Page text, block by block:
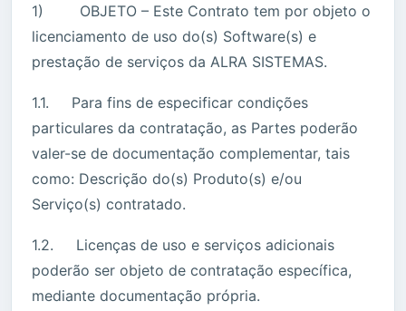
1) OBJETO – Este Contrato tem por objeto o
licenciamento de uso do(s) Software(s) e
prestação de serviços da ALRA SISTEMAS.
1.1. Para fins de especificar condições
particulares da contratação, as Partes poderão
valer-se de documentação complementar, tais
como: Descrição do(s) Produto(s) e/ou
Serviço(s) contratado.
1.2. Licenças de uso e serviços adicionais
poderão ser objeto de contratação específica,
mediante documentação própria.